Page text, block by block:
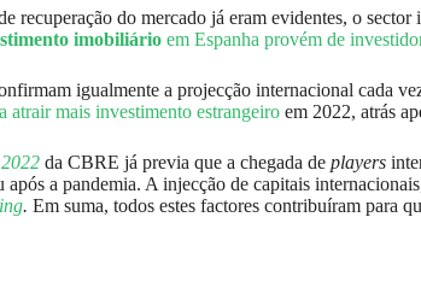
recuperação do mercado já eram evidentes, o
imobiliário em Espanha provém de
igualmente a projecção internacional cada
atrair mais investimento estrangeiro em 2022, atrás
da CBRE já previa que a chegada de players
a pandemia. A injecção de capitais
. Em suma, todos estes factores contribuíram para